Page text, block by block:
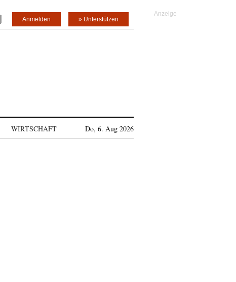
» Unterstützen
Anmelden
WIRTSCHAFT Do, 6. Aug 2026